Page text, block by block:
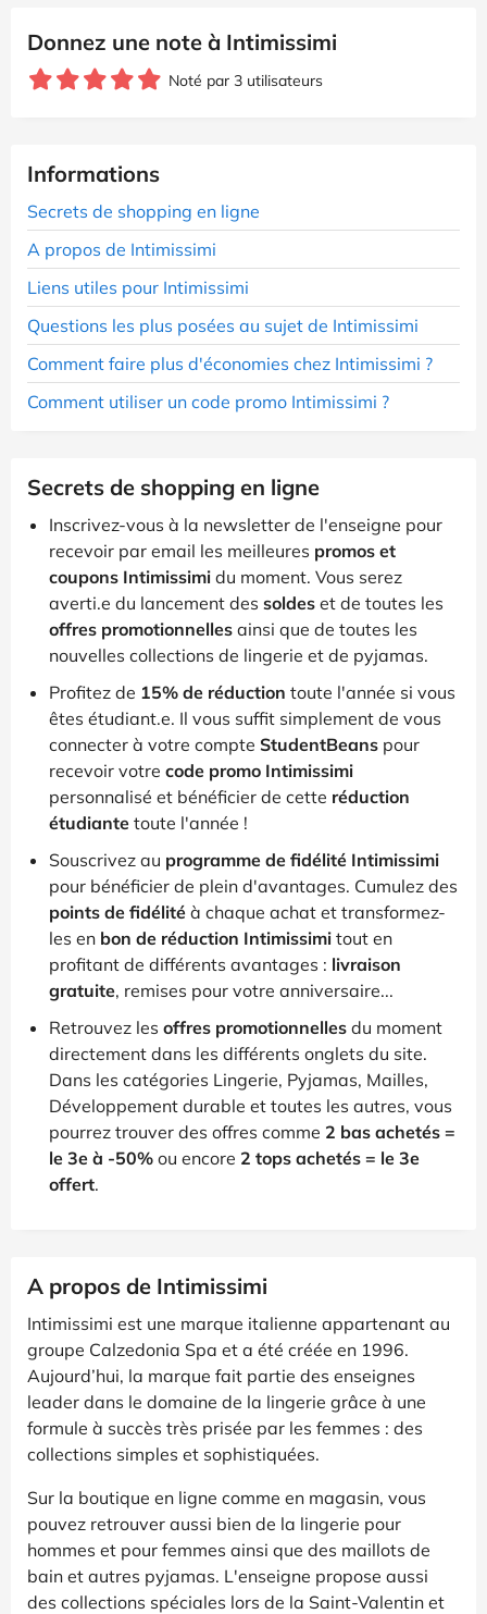
Donnez une note à Intimissimi
Noté par 3 utilisateurs
Informations
Secrets de shopping en ligne
A propos de Intimissimi
Liens utiles pour Intimissimi
Questions les plus posées au sujet de Intimissimi
Comment faire plus d'économies chez Intimissimi ?
Comment utiliser un code promo Intimissimi ?
Secrets de shopping en ligne
Inscrivez-vous à la newsletter de l'enseigne pour
recevoir par email les meilleures promos et
coupons Intimissimi du moment. Vous serez
averti.e du lancement des soldes et de toutes les
offres promotionnelles ainsi que de toutes les
nouvelles collections de lingerie et de pyjamas.
Profitez de 15% de réduction toute l'année si vous
êtes étudiant.e. Il vous suffit simplement de vous
connecter à votre compte StudentBeans pour
recevoir votre code promo Intimissimi
personnalisé et bénéficier de cette réduction
étudiante toute l'année !
Souscrivez au programme de fidélité Intimissimi
pour bénéficier de plein d'avantages. Cumulez des
points de fidélité à chaque achat et transformez-
les en bon de réduction Intimissimi tout en
profitant de différents avantages : livraison
gratuite, remises pour votre anniversaire...
Retrouvez les offres promotionnelles du moment
directement dans les différents onglets du site.
Dans les catégories Lingerie, Pyjamas, Mailles,
Développement durable et toutes les autres, vous
pourrez trouver des offres comme 2 bas achetés =
le 3e à -50% ou encore 2 tops achetés = le 3e
offert.
A propos de Intimissimi
Intimissimi est une marque italienne appartenant au
groupe Calzedonia Spa et a été créée en 1996.
Aujourd’hui, la marque fait partie des enseignes
leader dans le domaine de la lingerie grâce à une
formule à succès très prisée par les femmes : des
collections simples et sophistiquées.
Sur la boutique en ligne comme en magasin, vous
pouvez retrouver aussi bien de la lingerie pour
hommes et pour femmes ainsi que des maillots de
bain et autres pyjamas. L'enseigne propose aussi
des collections spéciales lors de la Saint-Valentin et